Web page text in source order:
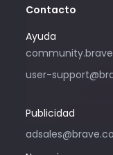
Contacto
Ayuda
user-
Publicidad
electrónico si
publicidad
ayuda, ingrese